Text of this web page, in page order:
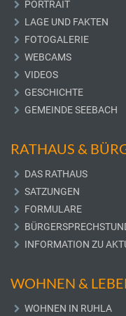
PORTRAIT
LAGE UND FAKTEN
FOTOGALERIE
WEBCAMS
VIDEOS
GESCHICHTE
GEMEINDE SEEBACH
RATHAUS &
DAS RATHAUS
SATZUNGEN
FORMULARE
INFORMATION ZU
WOHNEN &
WOHNEN IN RUHLA